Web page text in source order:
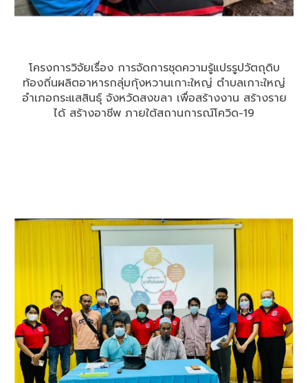
โครงการวิจัยเรื่อง การจัดการชุดความรู้แปรรูปวัตถุดิบ
ท้องถิ่นผลิตอาหารกลุ่มกุ้งหวานเกาะใหญ่ ตำบลเกาะใหญ่
อำเภอกระแสสินธุ์ จังหวัดสงขลา เพื่อสร้างงาน สร้างราย
ได้ สร้างอาชีพ ภายใต้สถานการณ์โควิด-19